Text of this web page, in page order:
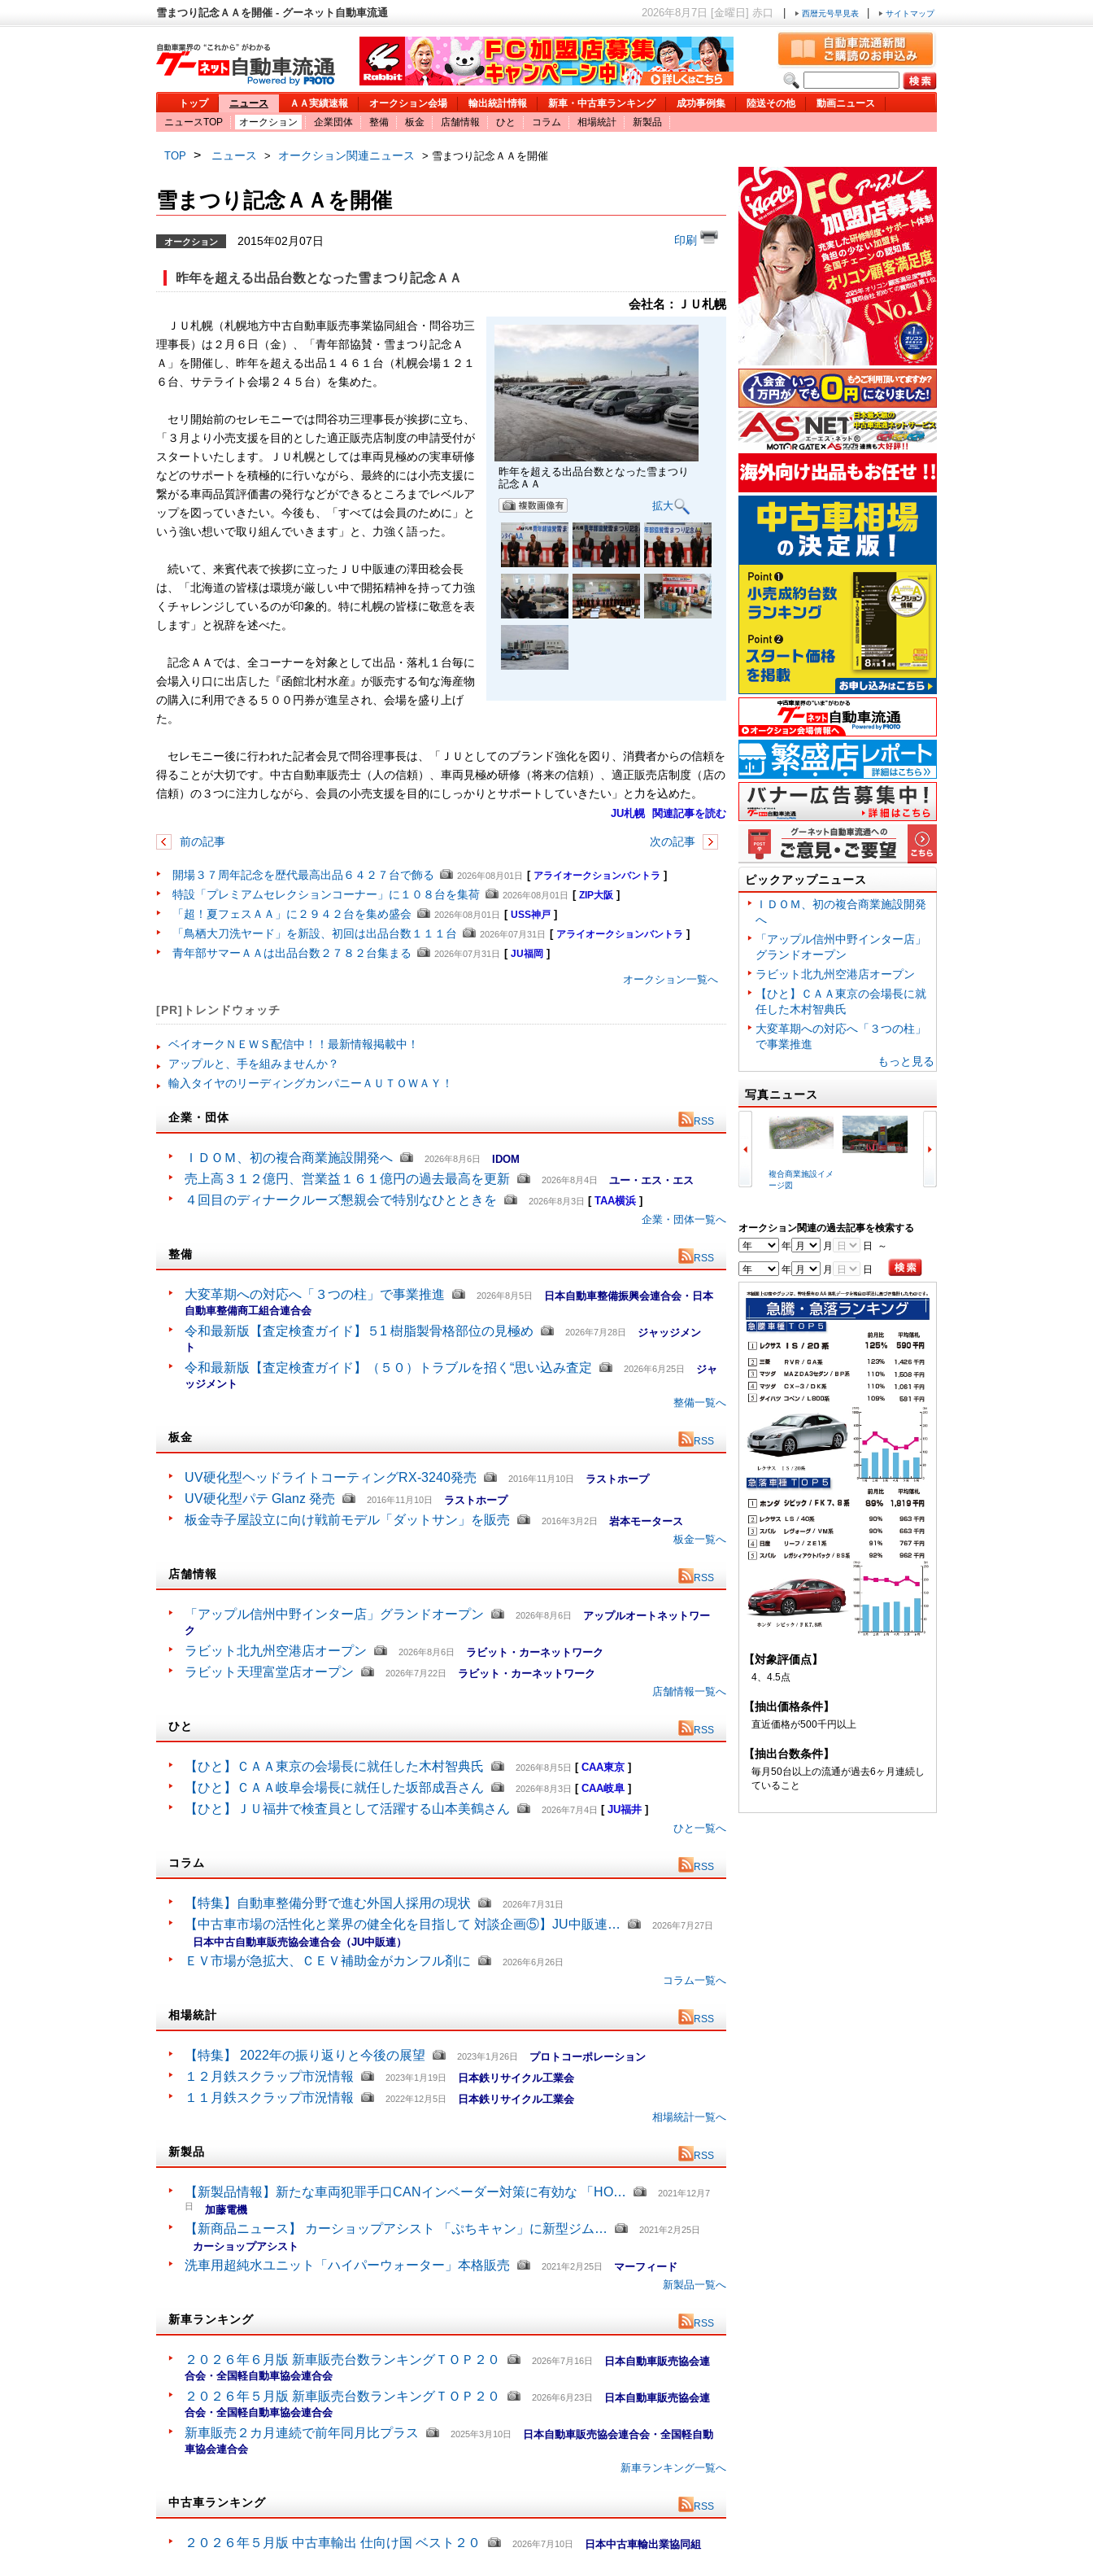
雪まつり記念ＡＡを開催 - グーネット自動車流通 2026年8月7日 [金曜日] 赤口 西暦元号早見表 サイトマップ
トップ ニュース ＡＡ実績速報 オークション会場 輸出統計情報 新車・中古車ランキング 成功事例集 陸送その他
動画ニュース
ニュースTOP
オークション 企業団体 整備 板金 店舗情報 ひと コラム 相場統計 新製品
TOP > ニュース > オークション関連ニュース > 雪まつり記念ＡＡを開催
雪まつり記念ＡＡを開催
オークション 2015年02月07日 印刷
昨年を超える出品台数となった雪まつり記念ＡＡ
会社名：ＪＵ札幌
昨年を超える出品台数となった雪まつり
記念ＡＡ
拡大
ＪＵ札幌（札幌地方中古自動車販売事業協同組合・問谷功三
理事長）は２月６日（金）、「青年部協賛・雪まつり記念Ａ
Ａ」を開催し、昨年を超える出品１４６１台（札幌会場１２１
６台、サテライト会場２４５台）を集めた。
セリ開始前のセレモニーでは問谷功三理事長が挨拶に立ち、
「３月より小売支援を目的とした適正販売店制度の申請受付が
スタートいたします。ＪＵ札幌としては車両見極めの実車研修
などのサポートを積極的に行いながら、最終的には小売支援に
繋がる車両品質評価書の発行などができるところまでレベルア
ップを図っていきたい。今後も、「すべては会員のために」と
いう強い想いで取り組んでいきます」と、力強く語った。
続いて、来賓代表で挨拶に立ったＪＵ中販連の澤田稔会長
は、「北海道の皆様は環境が厳しい中で開拓精神を持って力強
くチャレンジしているのが印象的。特に札幌の皆様に敬意を表
します」と祝辞を述べた。
記念ＡＡでは、全コーナーを対象として出品・落札１台毎に
会場入り口に出店した『函館北村水産』が販売する旬な海産物
の購入に利用できる５００円券が進呈され、会場を盛り上げ
た。
セレモニー後に行われた記者会見で問谷理事長は、「ＪＵとしてのブランド強化を図り、消費者からの信頼を
得ることが大切です。中古自動車販売士（人の信頼）、車両見極め研修（将来の信頼）、適正販売店制度（店の
信頼）の３つに注力しながら、会員の小売支援を目的にしっかりとサポートしていきたい」と力を込めた。
JU札幌 関連記事を読む
前の記事 次の記事
開場３７周年記念を歴代最高出品６４２７台で飾る 2026年08月01日 [ アライオークションバントラ ]
特設「プレミアムセレクションコーナー」に１０８台を集荷 2026年08月01日 [ ZIP大阪 ]
「超！夏フェスＡＡ」に２９４２台を集め盛会 2026年08月01日 [ USS神戸 ]
「鳥栖大刀洗ヤード」を新設、初回は出品台数１１１台 2026年07月31日 [ アライオークションバントラ ]
青年部サマーＡＡは出品台数２７８２台集まる 2026年07月31日 [ JU福岡 ]
オークション一覧へ
[PR]トレンドウォッチ
ベイオークＮＥＷＳ配信中！！最新情報掲載中！
アップルと、手を組みませんか？
輸入タイヤのリーディングカンパニーＡＵＴＯＷＡＹ！
企業・団体 RSS
ＩＤＯＭ、初の複合商業施設開発へ 2026年8月6日 IDOM
売上高３１２億円、営業益１６１億円の過去最高を更新 2026年8月4日 ユー・エス・エス
４回目のディナークルーズ懇親会で特別なひとときを 2026年8月3日 [ TAA横浜 ]
企業・団体一覧へ
整備 RSS
大変革期への対応へ「３つの柱」で事業推進 2026年8月5日 日本自動車整備振興会連合会・日本
自動車整備商工組合連合会
令和最新版【査定検査ガイド】５1 樹脂製骨格部位の見極め
2026年7月28日 ジャッジメン
ト
令和最新版【査定検査ガイド】（５０）トラブルを招く“思い込み査定
2026年6月25日 ジャ
ッジメント
整備一覧へ
板金 RSS
UV硬化型ヘッドライトコーティングRX-3240発売 2016年11月10日 ラストホープ
UV硬化型パテ Glanz 発売 2016年11月10日 ラストホープ
板金寺子屋設立に向け戦前モデル「ダットサン」を販売 2016年3月2日
岩本モータース
板金一覧へ
店舗情報 RSS
「アップル信州中野インター店」グランドオープン 2026年8月6日 アップルオートネットワー
ク
ラビット北九州空港店オープン
2026年8月6日 ラビット・カーネットワーク
ラビット天理富堂店オープン 2026年7月22日
ラビット・カーネットワーク
店舗情報一覧へ
ひと RSS
【ひと】ＣＡＡ東京の会場長に就任した木村智典氏 2026年8月5日 [ CAA東京 ]
【ひと】ＣＡＡ岐阜会場長に就任した坂部成吾さん 2026年8月3日 [ CAA岐阜 ]
【ひと】ＪＵ福井で検査員として活躍する山本美鶴さん 2026年7月4日 [ JU福井 ]
ひと一覧へ
コラム RSS
【特集】自動車整備分野で進む外国人採用の現状 2026年7月31日
【中古車市場の活性化と業界の健全化を目指して 対談企画⑤】JU中販連… 2026年7月27日
日本中古自動車販売協会連合会（JU中販連）
ＥＶ市場が急拡大、ＣＥＶ補助金がカンフル剤に 2026年6月26日
コラム一覧へ
相場統計 RSS
【特集】 2022年の振り返りと今後の展望 2023年1月26日 プロトコーポレーション
１２月鉄スクラップ市況情報 2023年1月19日 日本鉄リサイクル工業会
１１月鉄スクラップ市況情報 2022年12月5日
日本鉄リサイクル工業会
相場統計一覧へ
新製品 RSS
【新製品情報】新たな車両犯罪手口CANインベーダー対策に有効な 「HO… 2021年12月7
日 加藤電機
【新商品ニュース】 カーショップアシスト 「ぷちキャン」に新型ジム… 2021年2月25日
カーショップアシスト
洗車用超純水ユニット「ハイパーウォーター」本格販売 2021年2月25日
マーフィード
新製品一覧へ
新車ランキング RSS
２０２６年６月版 新車販売台数ランキングＴＯＰ２０ 2026年7月16日 日本自動車販売協会連
合会・全国軽自動車協会連合会
２０２６年５月版 新車販売台数ランキングＴＯＰ２０
2026年6月23日 日本自動車販売協会連
合会・全国軽自動車協会連合会
新車販売２カ月連続で前年同月比プラス
2025年3月10日 日本自動車販売協会連合会・全国軽自動
車協会連合会
新車ランキング一覧へ
中古車ランキング RSS
２０２６年５月版 中古車輸出 仕向け国 ベスト２０ 2026年7月10日 日本中古車輸出業協同組
ピックアップニュース
ＩＤＯＭ、初の複合商業施設開発
へ
「アップル信州中野インター店」
グランドオープン
ラビット北九州空港店オープン
【ひと】ＣＡＡ東京の会場長に就
任した木村智典氏
大変革期への対応へ「３つの柱」
で事業推進
もっと見る
写真ニュース
複合商業施設イメ
ージ図
港店外観
オークション関連の過去記事を検索する
年
月 日 ～
年 月 日
【対象評価点】
4、4.5点
【抽出価格条件】
直近価格が500千円以上
【抽出台数条件】
毎月50台以上の流通が過去6ヶ月連続し
ていること